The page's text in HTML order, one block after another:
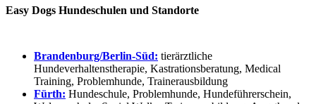
Easy Dogs Hundeschulen und Standorte
Brandenburg/Berlin-Süd: tierärztliche
Hundeverhaltenstherapie, Kastrationsberatung, Medical
Training, Problemhunde, Trainerausbildung
Fürth: Hundeschule, Problemhunde, Hundeführerschein,